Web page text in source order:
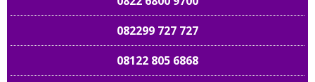
082299 727 727
08122 805 6868